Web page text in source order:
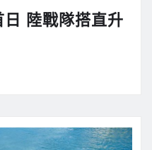
陸戰隊搭直升